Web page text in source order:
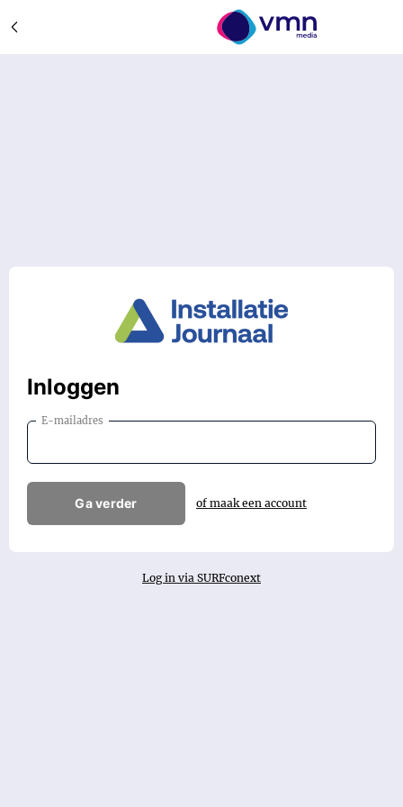
Inloggen
E-mailadres
Ga verder of maak een account
Log in via SURFconext